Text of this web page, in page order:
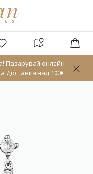
Пазарувай онлайн
Доставка над 100€